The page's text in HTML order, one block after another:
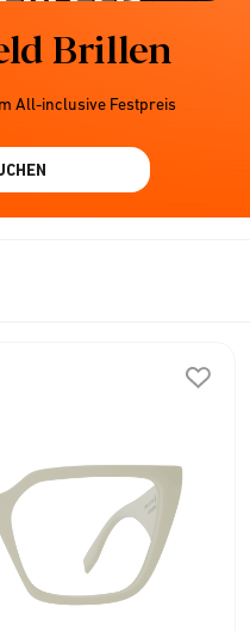
Brillen
All-inclusive Festpreis